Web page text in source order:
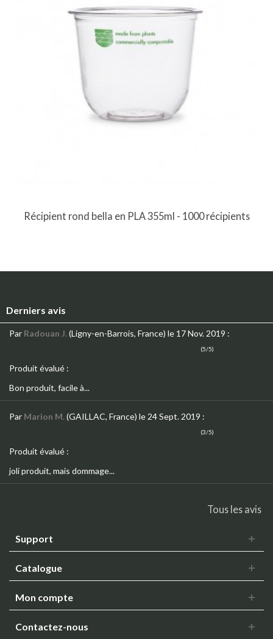
Récipient rond bella en PLA 355ml - 1000 récipients
Derniers avis
Par Radouan J.(Ligny-en-Barrois, France) le 17 Nov. 2019 :
(5/5)
Produit évalué :
Bon produit, facile à...
Par Marion M.(GAILLAC, France) le 24 Sept. 2019 :
(3/5)
Produit évalué :
joli produit, mais dommage...
Tous les avis
Support
Catalogue
Mon compte
Contactez-nous